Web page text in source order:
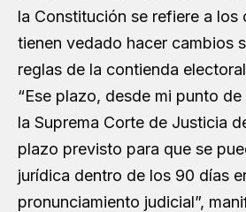
la Constitución se refiere a los
tienen vedado hacer cambios
reglas de la contienda
“Ese plazo, desde mi punto
la Suprema Corte de Justicia
plazo previsto para que se
jurídica dentro de los 90 días
pronunciamiento judicial”,